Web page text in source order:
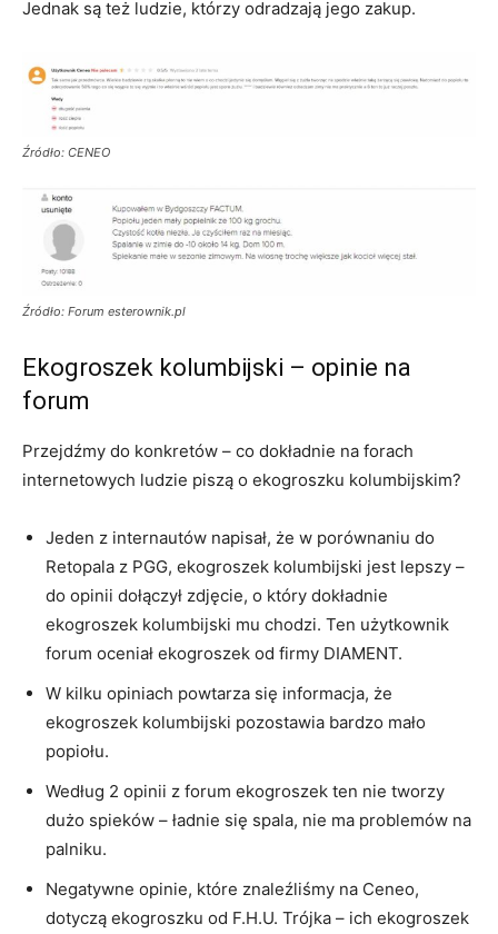
Jednak są też ludzie, którzy odradzają jego zakup.
Źródło: CENEO
Źródło: Forum esterownik.pl
Ekogroszek kolumbijski – opinie na
forum
Przejdźmy do konkretów – co dokładnie na forach
internetowych ludzie piszą o ekogroszku kolumbijskim?
Jeden z internautów napisał, że w porównaniu do
Retopala z PGG, ekogroszek kolumbijski jest lepszy –
do opinii dołączył zdjęcie, o który dokładnie
ekogroszek kolumbijski mu chodzi. Ten użytkownik
forum oceniał ekogroszek od firmy DIAMENT.
W kilku opiniach powtarza się informacja, że
ekogroszek kolumbijski pozostawia bardzo mało
popiołu.
Według 2 opinii z forum ekogroszek ten nie tworzy
dużo spieków – ładnie się spala, nie ma problemów na
palniku.
Negatywne opinie, które znaleźliśmy na Ceneo,
dotyczą ekogroszku od F.H.U. Trójka – ich ekogroszek